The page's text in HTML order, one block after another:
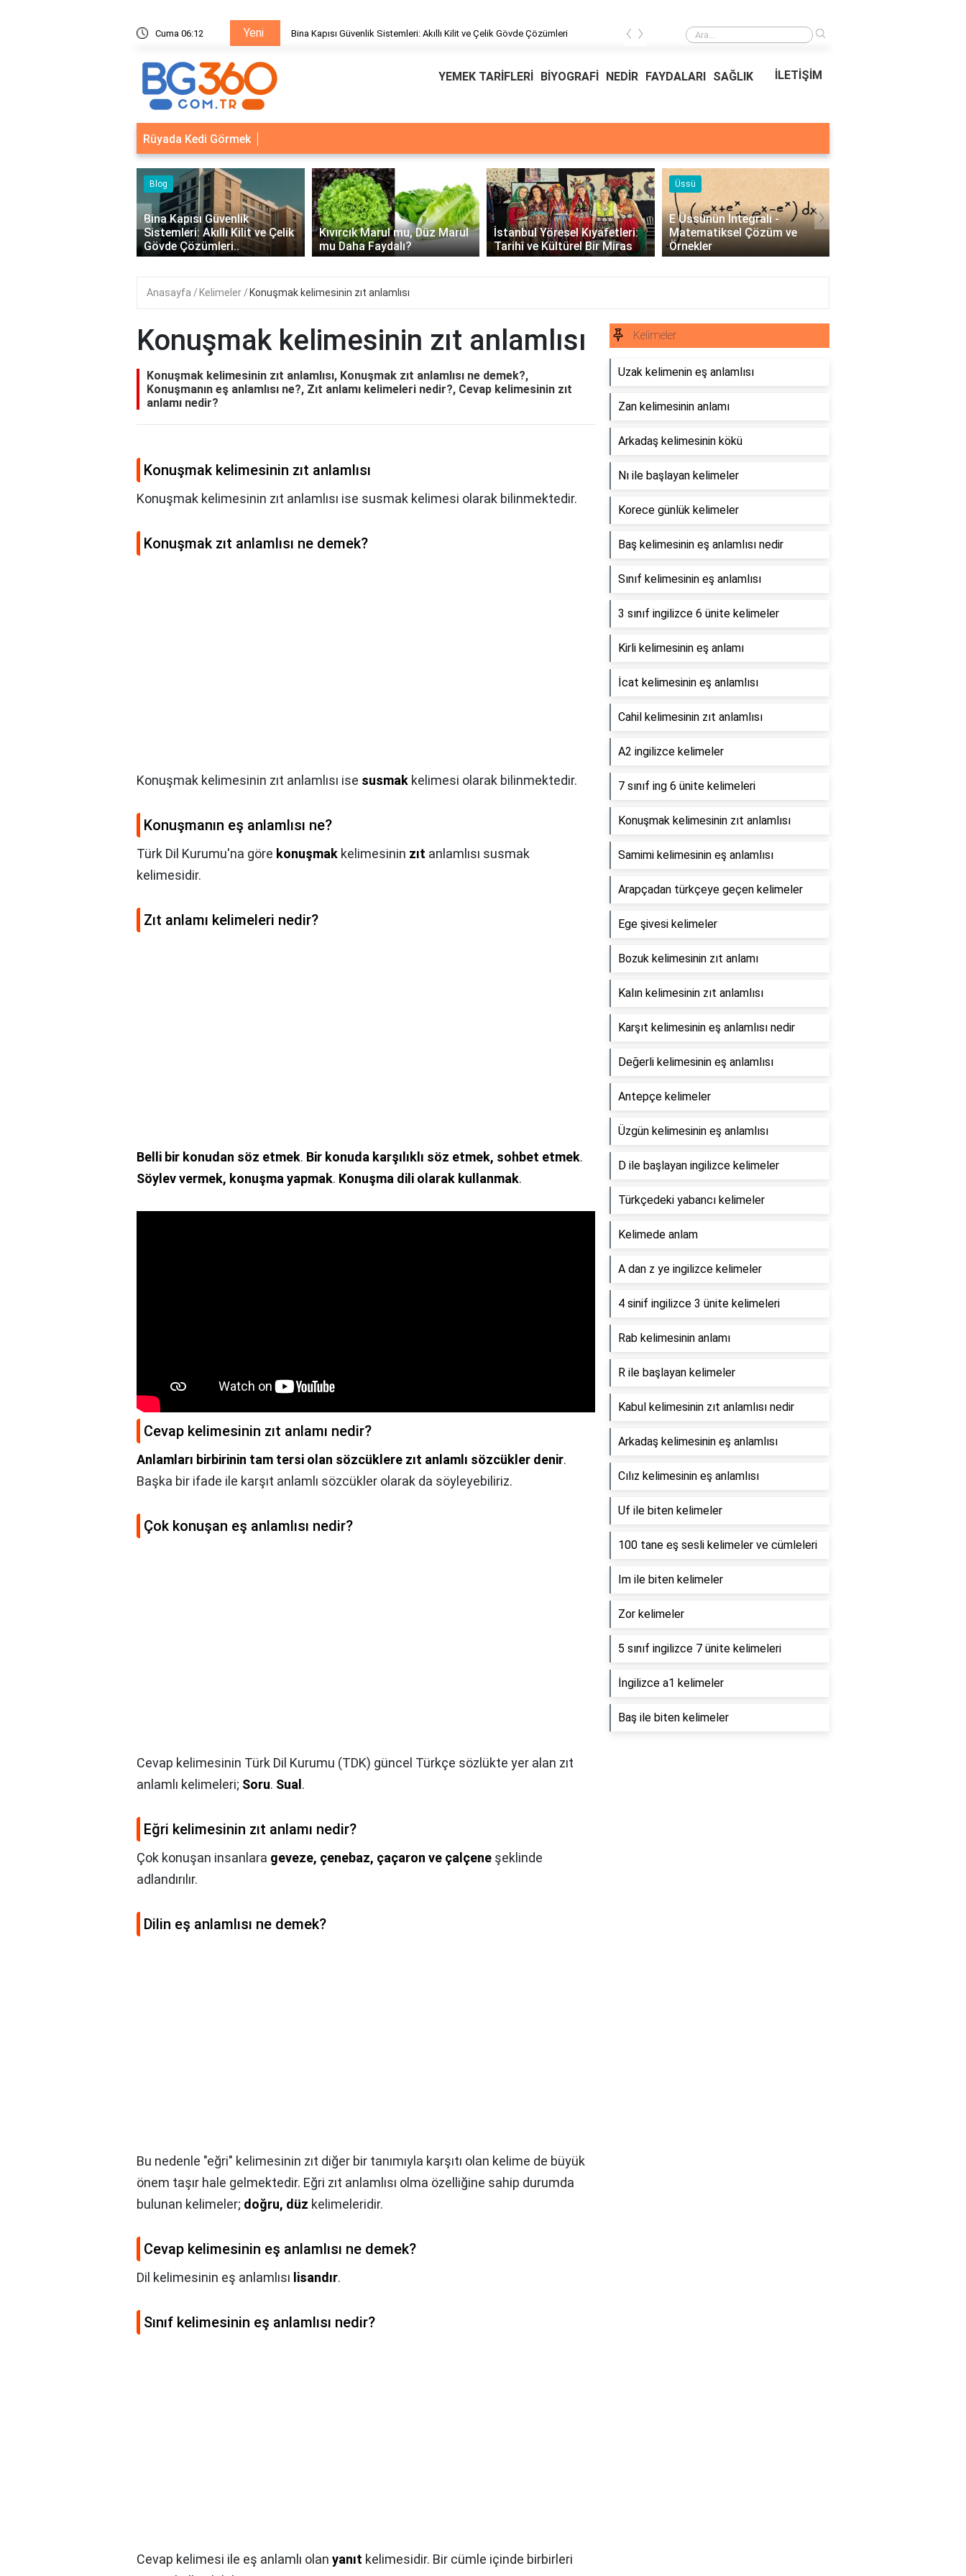
Cuma 06:13 Yeni
Sistemleri: Akıllı Kilit ve Çelik Gövde Çözümleri Bina Kapısı Güvenlik Sistemleri: Akıllı Kilit ve Çelik Gövde Çözümleri Ödeal Müşteri Hizmetleri
‹ ›
YEMEK TARİFLERİ BİYOGRAFİ NEDİR FAYDALARI SAĞLIK İLETİŞİM
Rüyada Kedi Görmek
Blog
Bina Kapısı Güvenlik
Sistemleri: Akıllı Kilit ve Çelik
Gövde Çözümleri..
Kıvırcık Marul mu, Düz Marul
mu Daha Faydalı?
İstanbul Yöresel Kıyafetleri:
Tarihî ve Kültürel Bir Miras
Üssü
E Üssünün İntegrali -
Matematiksel Çözüm ve
Örnekler
‹ ›
Anasayfa Kelimeler Konuşmak kelimesinin zıt anlamlısı
Konuşmak kelimesinin zıt anlamlısı
Konuşmak kelimesinin zıt anlamlısı, Konuşmak zıt anlamlısı ne demek?,
Konuşmanın eş anlamlısı ne?, Zıt anlamı kelimeleri nedir?, Cevap kelimesinin zıt
anlamı nedir?
Konuşmak kelimesinin zıt anlamlısı
Konuşmak kelimesinin zıt anlamlısı ise susmak kelimesi olarak bilinmektedir.
Konuşmak zıt anlamlısı ne demek?
Konuşmak kelimesinin zıt anlamlısı ise susmak kelimesi olarak bilinmektedir.
Konuşmanın eş anlamlısı ne?
Türk Dil Kurumu'na göre konuşmak kelimesinin zıt anlamlısı susmak
kelimesidir.
Zıt anlamı kelimeleri nedir?
Belli bir konudan söz etmek. Bir konuda karşılıklı söz etmek, sohbet etmek.
Söylev vermek, konuşma yapmak. Konuşma dili olarak kullanmak.
Cevap kelimesinin zıt anlamı nedir?
Anlamları birbirinin tam tersi olan sözcüklere zıt anlamlı sözcükler denir.
Başka bir ifade ile karşıt anlamlı sözcükler olarak da söyleyebiliriz.
Çok konuşan eş anlamlısı nedir?
Cevap kelimesinin Türk Dil Kurumu (TDK) güncel Türkçe sözlükte yer alan zıt
anlamlı kelimeleri; Soru. Sual .
Eğri kelimesinin zıt anlamı nedir?
Çok konuşan insanlara geveze, çenebaz, çaçaron ve çalçene şeklinde
adlandırılır.
Dilin eş anlamlısı ne demek?
Bu nedenle "eğri" kelimesinin zıt diğer bir tanımıyla karşıtı olan kelime de büyük
önem taşır hale gelmektedir. Eğri zıt anlamlısı olma özelliğine sahip durumda
bulunan kelimeler; doğru, düz kelimeleridir.
Cevap kelimesinin eş anlamlısı ne demek?
Dil kelimesinin eş anlamlısı lisandır.
Sınıf kelimesinin eş anlamlısı nedir?
Cevap kelimesi ile eş anlamlı olan yanıt kelimesidir. Bir cümle içinde birbirleri
Kelimeler
Uzak kelimenin eş anlamlısı
Zan kelimesinin anlamı
Arkadaş kelimesinin kökü
Nı ile başlayan kelimeler
Korece günlük kelimeler
Baş kelimesinin eş anlamlısı nedir
Sınıf kelimesinin eş anlamlısı
3 sınıf ingilizce 6 ünite kelimeler
Kirli kelimesinin eş anlamı
İcat kelimesinin eş anlamlısı
Cahil kelimesinin zıt anlamlısı
A2 ingilizce kelimeler
7 sınıf ing 6 ünite kelimeleri
Konuşmak kelimesinin zıt anlamlısı
Samimi kelimesinin eş anlamlısı
Arapçadan türkçeye geçen kelimeler
Ege şivesi kelimeler
Bozuk kelimesinin zıt anlamı
Kalın kelimesinin zıt anlamlısı
Karşıt kelimesinin eş anlamlısı nedir
Değerli kelimesinin eş anlamlısı
Antepçe kelimeler
Üzgün kelimesinin eş anlamlısı
D ile başlayan ingilizce kelimeler
Türkçedeki yabancı kelimeler
Kelimede anlam
A dan z ye ingilizce kelimeler
4 sinif ingilizce 3 ünite kelimeleri
Rab kelimesinin anlamı
R ile başlayan kelimeler
Kabul kelimesinin zıt anlamlısı nedir
Arkadaş kelimesinin eş anlamlısı
Cılız kelimesinin eş anlamlısı
Uf ile biten kelimeler
100 tane eş sesli kelimeler ve cümleleri
Im ile biten kelimeler
Zor kelimeler
5 sınıf ingilizce 7 ünite kelimeleri
İngilizce a1 kelimeler
Baş ile biten kelimeler